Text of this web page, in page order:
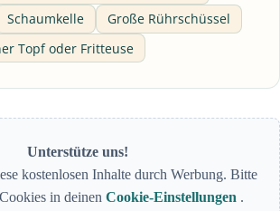
Schaumkelle
Große Rührschüssel
Topf oder Fritteuse
Unterstütze uns!
kostenlosen Inhalte durch Werbung. Bitte
in deinen Cookie-Einstellungen .